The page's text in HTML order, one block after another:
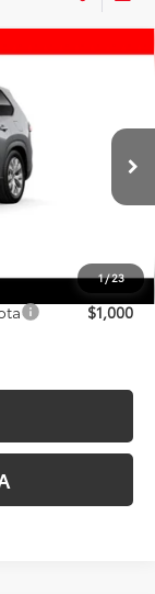
1/23
Int.
$57,786
$58,285
$1,000